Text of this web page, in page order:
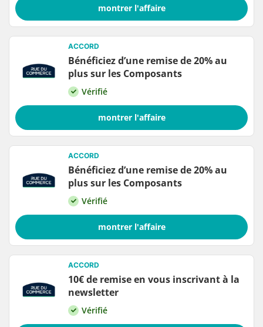
montrer l'affaire
ACCORD
Bénéficiez d’une remise de 20% au
plus sur les Composants
Vérifié
montrer l'affaire
ACCORD
Bénéficiez d’une remise de 20% au
plus sur les Composants
Vérifié
montrer l'affaire
ACCORD
10€ de remise en vous inscrivant à la
newsletter
Vérifié